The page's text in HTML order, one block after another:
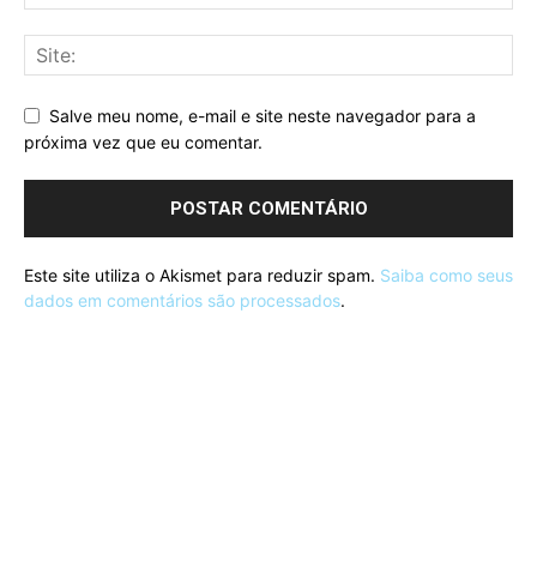
Salve meu nome, e-mail e site neste navegador para a
próxima vez que eu comentar.
Este site utiliza o Akismet para reduzir spam. Saiba como seus
dados em comentários são processados.